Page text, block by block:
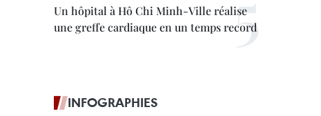
Un hôpital à Hô Chi Minh-Ville réalise
une greffe cardiaque en un temps record
INFOGRAPHIES